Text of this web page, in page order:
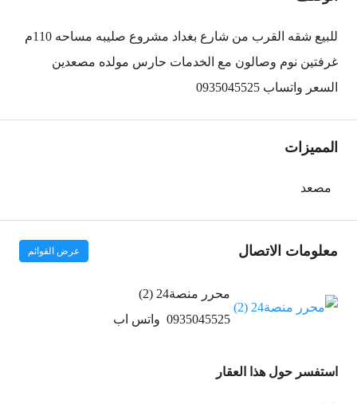
للبيع شقه القرب من شارع بغداد مشروع صليبه مساحه 110م
غرفتين نوم وصالون مع الخدمات حارس مولده مصعدين
السعر واتساب 0935045525
المميزات
مصعد
معلومات الاتصال عرض القوائم
محرر منصة24 (2)
0935045525 واتس اب
استفسر حول هذا العقار